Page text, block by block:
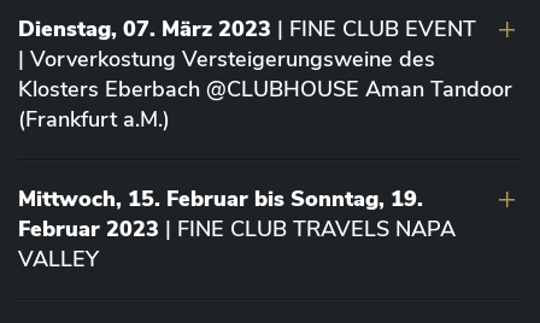
Dienstag, 07. März 2023 | FINE CLUB EVENT
| Vorverkostung Versteigerungsweine des
Klosters Eberbach @CLUBHOUSE Aman Tandoor
(Frankfurt a.M.)
Mittwoch, 15. Februar bis Sonntag, 19.
Februar 2023 | FINE CLUB TRAVELS NAPA
VALLEY